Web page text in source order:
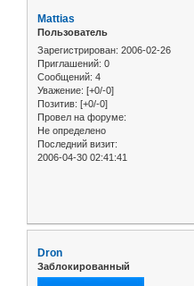
Mattias
Пользователь
Зарегистрирован: 2006-02-26
Приглашений: 0
Сообщений: 4
Уважение: [+0/-0]
Позитив: [+0/-0]
Провел на форуме:
Не определено
Последний визит:
2006-04-30 02:41:41
Dron
Заблокированный